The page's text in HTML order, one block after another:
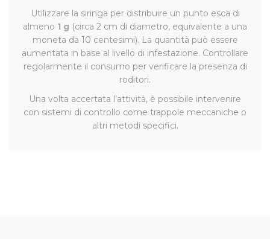
Utilizzare la siringa per distribuire un punto esca di
almeno 1 g (circa 2 cm di diametro, equivalente a una
moneta da 10 centesimi). La quantità può essere
aumentata in base al livello di infestazione. Controllare
regolarmente il consumo per verificare la presenza di
roditori.
Una volta accertata l’attività, è possibile intervenire
con sistemi di controllo come trappole meccaniche o
altri metodi specifici.